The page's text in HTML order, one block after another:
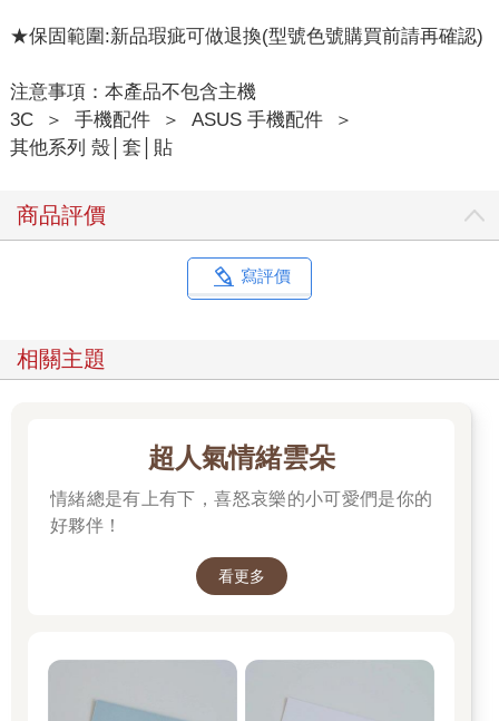
★保固範圍:新品瑕疵可做退換(型號色號購買前請再確認)
注意事項：本產品不包含主機
3C
＞ 手機配件 ＞ ASUS 手機配件
＞
其他系列 殼│套│貼
商品評價
寫評價
相關主題
超人氣情緒雲朵
情緒總是有上有下，喜怒哀樂的小可愛們是你的
好夥伴！
看更多